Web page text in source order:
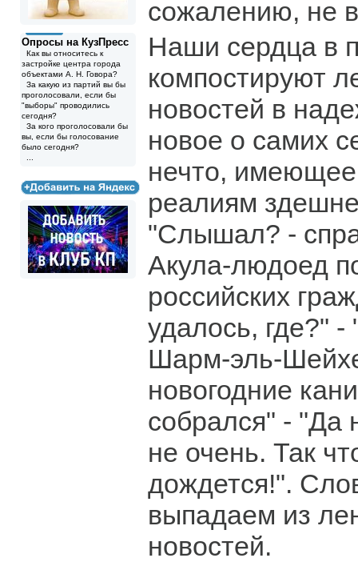
Опросы на КузПресс
Как вы относитесь к
застройке центра города
объектами А. Н. Говора?
За какую из партий вы бы
проголосовали, если бы
"выборы" проводились
сегодня?
За кого проголосовали бы
вы, если бы голосование
было сегодня?
сожалению, не
Наши сердца в
компостируют
новостей в
новое о самих
нечто,
реалиям
"Слышал? -
Акула-людоед
российских
удалось, где?"
Шарм-эль-
новогодние
собрался" - "Да
не очень. Так
дождется!".
выпадаем из
новостей.